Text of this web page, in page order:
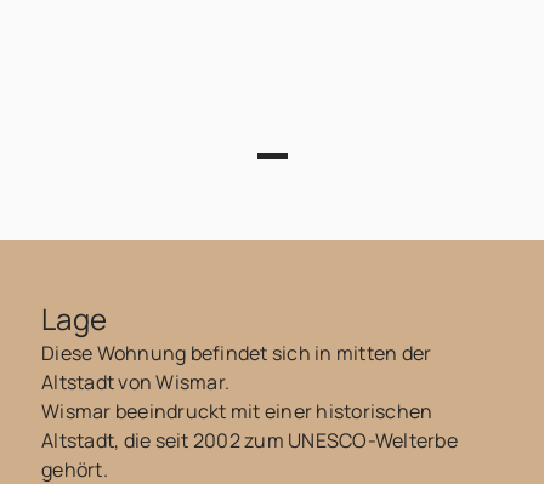
Lage
Diese Wohnung befindet sich in mitten der
Altstadt von Wismar.
Wismar beeindruckt mit einer historischen
Altstadt, die seit 2002 zum UNESCO-Welterbe
gehört.